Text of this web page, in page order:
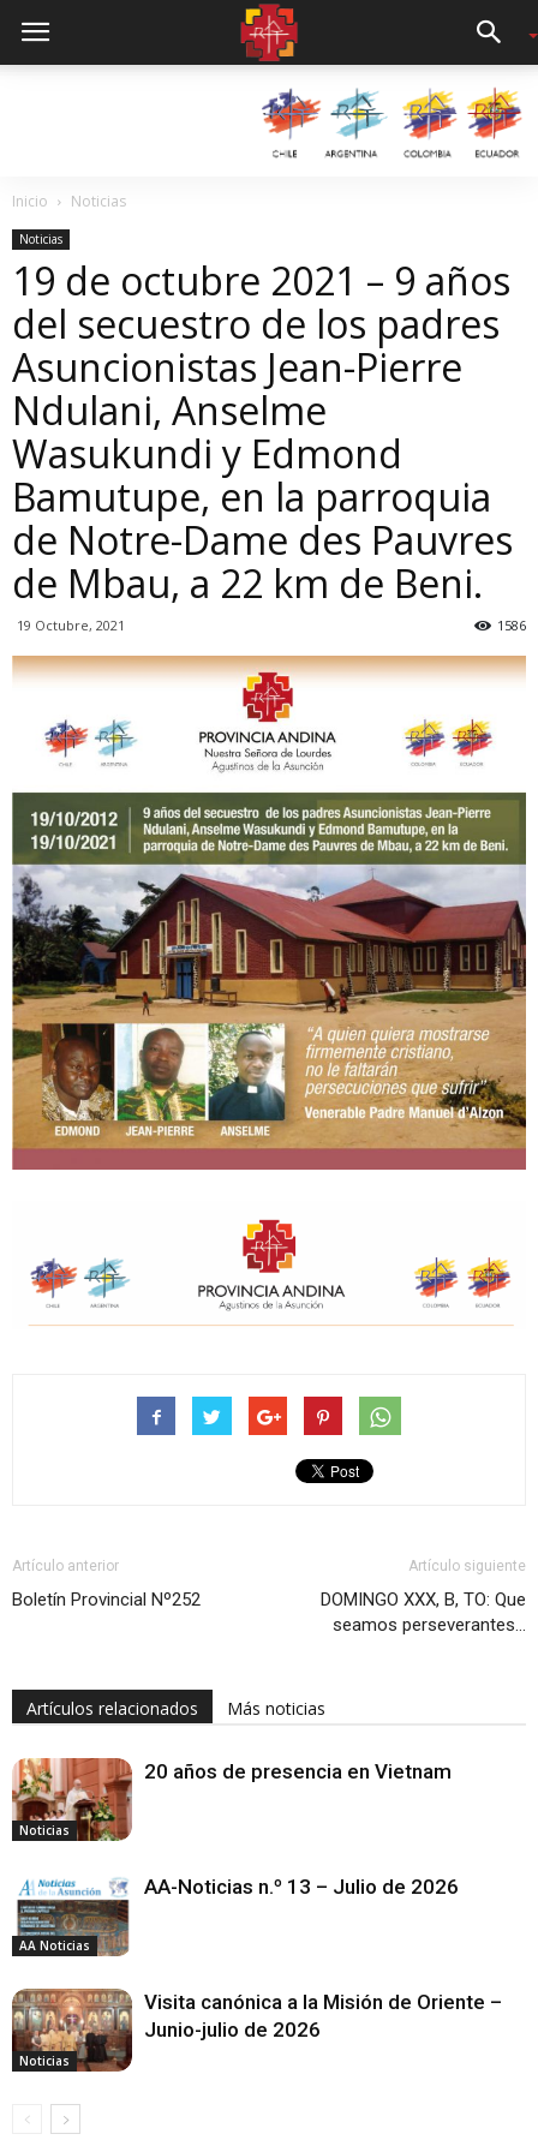
Inicio Noticias
Noticias
19 de octubre 2021 – 9 años
del secuestro de los padres
Asuncionistas Jean-Pierre
Ndulani, Anselme
Wasukundi y Edmond
Bamutupe, en la parroquia
de Notre-Dame des Pauvres
de Mbau, a 22 km de Beni.
19 Octubre, 2021 1586
Artículo anterior
Boletín Provincial Nº252
Artículo siguiente
DOMINGO XXX, B, TO: Que
seamos perseverantes…
Artículos relacionados Más noticias
Noticias
20 años de presencia en Vietnam
AA Noticias
AA-Noticias n.º 13 – Julio de 2026
Noticias
Visita canónica a la Misión de Oriente –
Junio-julio de 2026